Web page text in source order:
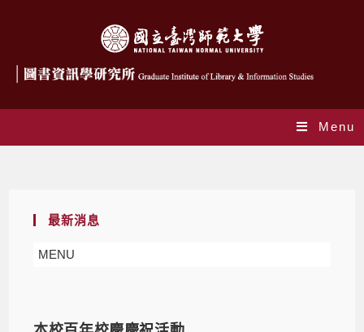
Menu
最新消息
MENU